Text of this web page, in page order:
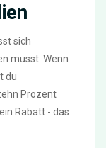
sich
musst. Wenn
du
Prozent
Rabatt - das